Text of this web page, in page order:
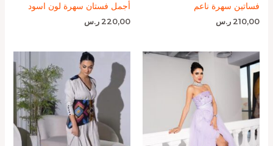
فساتين سهرة ناعم
210,00 ر.س
أجمل فستان سهرة لون اسود
220,00 ر.س